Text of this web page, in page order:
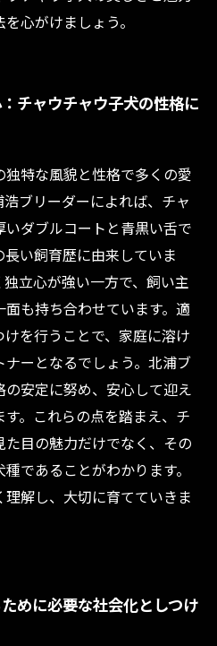
心がけましょう。
チャウチャウ子犬の性格に
特な風貌と性格で多くの愛
ブリーダーによれば、チャ
ダブルコートと青黒い舌で
い飼育歴に由来していま
立心が強い一方で、飼い主
も持ち合わせています。適
を行うことで、家庭に溶け
ーとなるでしょう。北浦ブ
安定に努め、安心して迎え
。これらの点を踏まえ、チ
目の魅力だけでなく、その
であることがわかります。
解し、大切に育てていきま
めに必要な社会化としつけ